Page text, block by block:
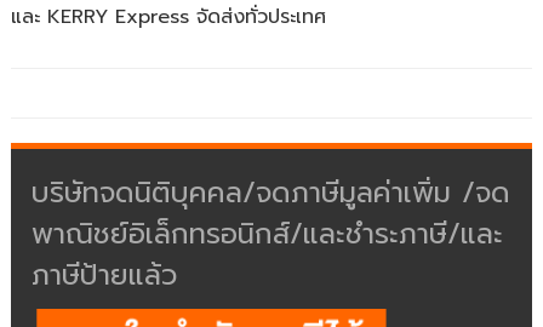
และ KERRY Express จัดส่งทั่วประเทศ
บริษัทจดนิติบุคคล/จดภาษีมูลค่าเพิ่ม /จด
พาณิชย์อิเล็กทรอนิกส์/และชำระภาษี/และ
ภาษีป้ายแล้ว